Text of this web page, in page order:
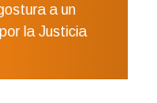
a un
la Justicia